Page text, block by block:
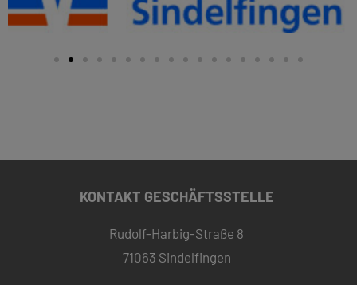
KONTAKT GESCHÄFTSSTELLE
Rudolf-Harbig-Straße 8
71063 Sindelfingen